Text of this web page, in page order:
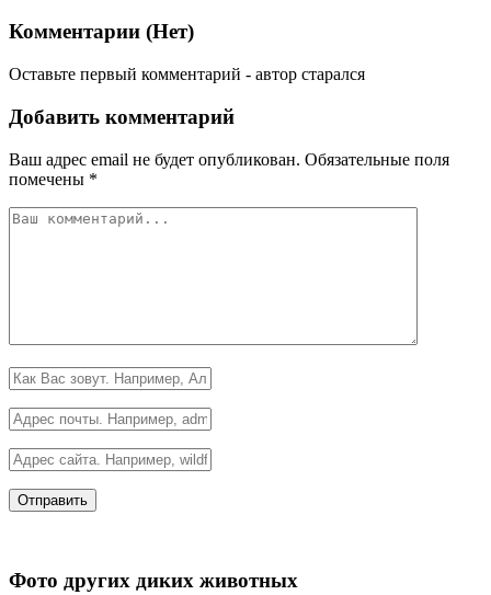
Комментарии (Нет)
Оставьте первый комментарий - автор старался
Добавить комментарий
Ваш адрес email не будет опубликован. Обязательные поля
помечены *
Фото других диких животных